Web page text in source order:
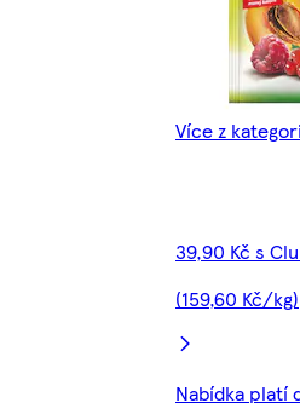
Více z
39,90 Kč s
(159,60 Kč/kg)
Nabídka platí